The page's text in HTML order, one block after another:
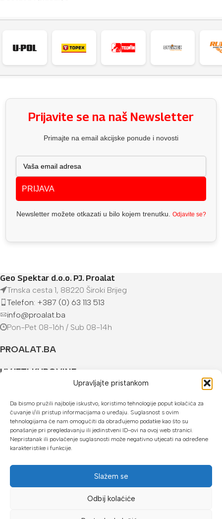
Upravljajte pristankom
Da bismo pružili najbolje iskustvo, koristimo tehnologije poput kolačića za
čuvanje i/ili pristup informacijama o uređaju. Suglasnost s ovim
tehnologijama će nam omogućiti da obrađujemo podatke kao što su
ponašanje pri pregledavanju ili jedinstveni ID-ovi na ovoj web stranici.
Nepristanak ili povlačenje suglasnosti može negativno utjecati na određene
karakteristike i funkcije.
Slažem se
Odbij kolaćiće
Prijavite se na naš Newsletter
Primajte na email akcijske ponude i novosti
PRIJAVA
Newsletter možete otkazati u bilo kojem trenutku. Odjavite se?
Geo Spektar d.o.o. PJ. Proalat
Trnska cesta 1, 88220 Široki Brijeg
Telefon: +387 (0) 63 113 513
info@proalat.ba
Pon-Pet 08-16h / Sub 08-14h
PROALAT.BA
UVJETI KUPOVINE
U našoj web trgovini možete platiti:
Kreditnim karticama jednokratno ili do 24 rate
Općom uplatnicom, virmanom, internet bankarstvom
Gotovinom prilikom preuzimanja
Mikrofin do 18 rata
Copyright © 2026 Proalat.ba